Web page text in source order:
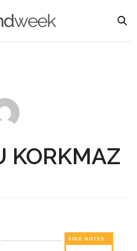
KORKMAZ